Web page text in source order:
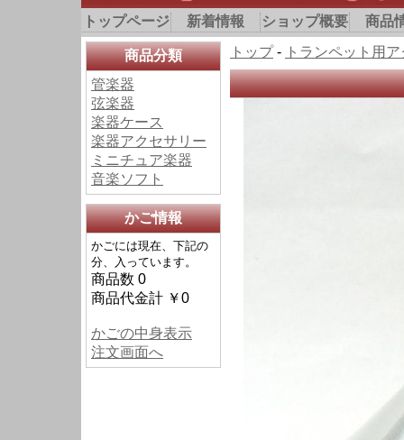
トップページ 新着情報 ショップ概要 商品
商品分類
管楽器
弦楽器
楽器ケース
楽器アクセサリー
ミニチュア楽器
音楽ソフト
かご情報
かごには現在、下記の
分、入っています。
商品数 0
商品代金計 ￥0
かごの中身表示
注文画面へ
トップ- トランペット用